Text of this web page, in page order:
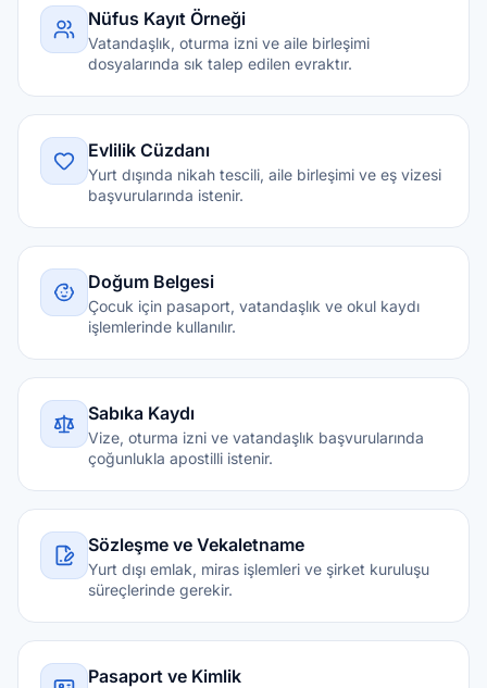
Nüfus Kayıt Örneği
Vatandaşlık, oturma izni ve aile birleşimi
dosyalarında sık talep edilen evraktır.
Evlilik Cüzdanı
Yurt dışında nikah tescili, aile birleşimi ve eş vizesi
başvurularında istenir.
Doğum Belgesi
Çocuk için pasaport, vatandaşlık ve okul kaydı
işlemlerinde kullanılır.
Sabıka Kaydı
Vize, oturma izni ve vatandaşlık başvurularında
çoğunlukla apostilli istenir.
Sözleşme ve Vekaletname
Yurt dışı emlak, miras işlemleri ve şirket kuruluşu
süreçlerinde gerekir.
Pasaport ve Kimlik